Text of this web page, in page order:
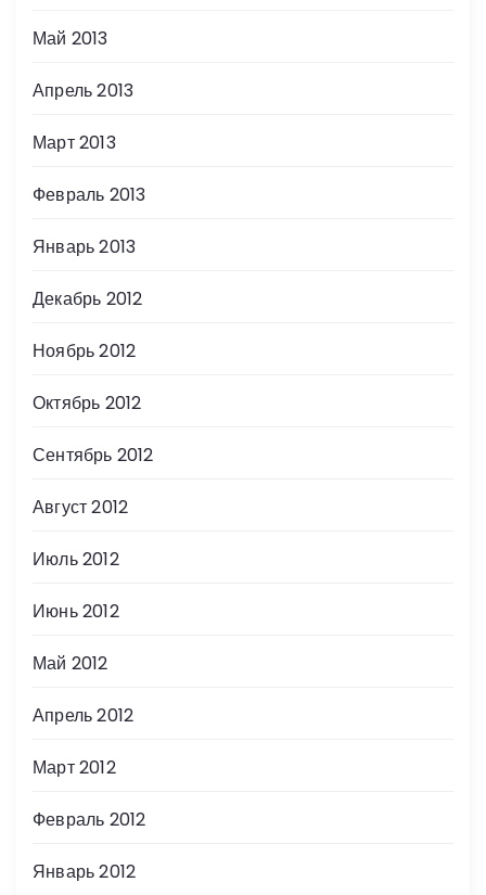
Май 2013
Апрель 2013
Март 2013
Февраль 2013
Январь 2013
Декабрь 2012
Ноябрь 2012
Октябрь 2012
Сентябрь 2012
Август 2012
Июль 2012
Июнь 2012
Май 2012
Апрель 2012
Март 2012
Февраль 2012
Январь 2012